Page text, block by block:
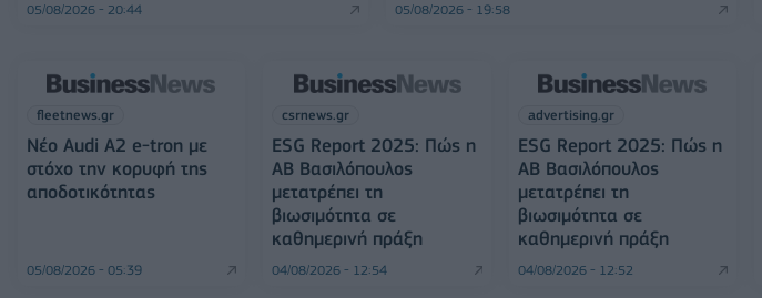
05/08/2026 - 20:44 05/08/2026 - 19:58
fleetnews.gr
Νέο Audi A2 e-tron με
στόχο την κορυφή της
αποδοτικότητας
05/08/2026 - 05:39
csrnews.gr
ESG Report 2025: Πώς η
ΑΒ Βασιλόπουλος
μετατρέπει τη
βιωσιμότητα σε
καθημερινή πράξη
04/08/2026 - 12:54
advertising.gr
ESG Report 2025: Πώς η
ΑΒ Βασιλόπουλος
μετατρέπει τη
βιωσιμότητα σε
καθημερινή πράξη
04/08/2026 - 12:52